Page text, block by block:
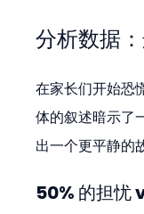
分析数据
在家长们开始恐
体的叙述暗示了
出一个更平静的
50% 的担忧